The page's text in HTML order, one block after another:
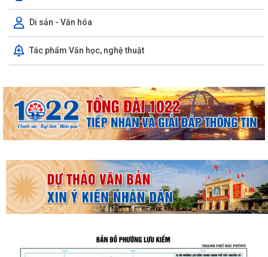
Di sản - Văn hóa
Tác phẩm Văn học, nghệ thuật
THƯỜNG TRỰC HĐND PHƯỜNG LƯU KIẾM TỔ CHỨC PHIÊN HỌP
THƯỜNG KỲ THÁNG 8 NĂM 2026
UBND PHƯỜNG LƯU KIẾM TỔ CHỨC PHIÊN HỌP THƯỜNG KỲ THÁNG 8
NĂM 2026
UBDN phường Lưu Kiếm thông báo Về việc niêm yết công khai kết quả
kiểm tra hồ sơ đăng ký, cấp Giấy...